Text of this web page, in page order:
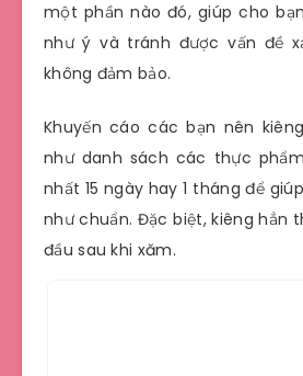
một phần nào đó, giúp cho
như ý và tránh được vấn đề
không đảm bảo.
Khuyến cáo các bạn nên
như danh sách các thực
nhất 15 ngày hay 1 tháng để
như chuẩn. Đặc biệt, kiêng hẳn
đầu sau khi xăm.